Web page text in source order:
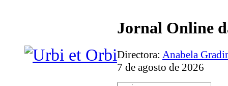
Jornal Online
Directora: Anabela
7 de agosto de 2026